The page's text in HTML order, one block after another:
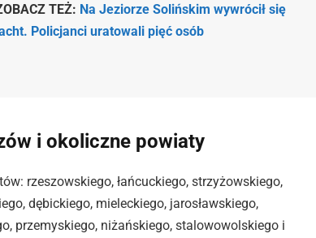
TEŻ: Na Jeziorze Solińskim wywrócił się
Policjanci uratowali pięć osób
i okoliczne powiaty
rzeszowskiego, łańcuckiego, strzyżowskiego,
dębickiego, mieleckiego, jarosławskiego,
przemyskiego, niżańskiego, stalowowolskiego i